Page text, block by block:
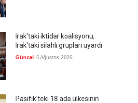
Irak'taki iktidar koalisyonu,
Irak'taki silahlı grupları uyardı
Güncel 6 Ağustos 2026
Pasifik'teki 18 ada ülkesinin